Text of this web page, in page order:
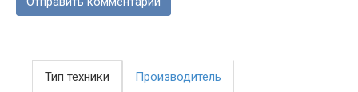
Тип техники Производитель